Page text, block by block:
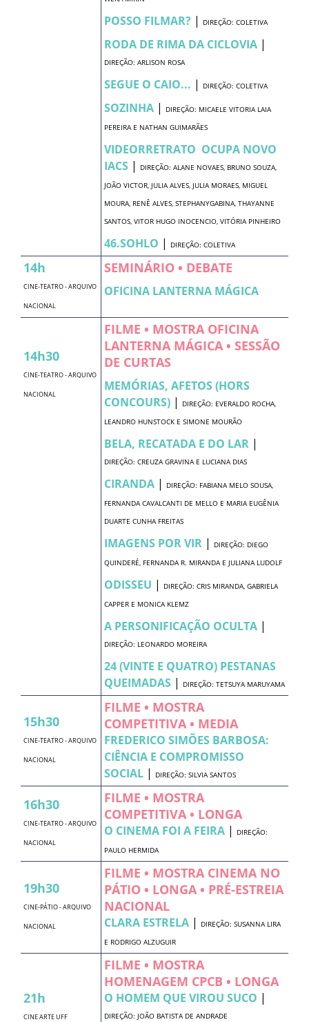
POSSO FILMAR? | DIREÇÃO: COLETIVA
RODA DE RIMA DA CICLOVIA |
DIREÇÃO: ARLISON ROSA
SEGUE O CAIO... | DIREÇÃO: COLETIVA
SOZINHA |
DIREÇÃO: MICAELE VITORIA LAIA
PEREIRA E NATHAN GUIMARÃES
VIDEORRETRATO  OCUPA NOVO
IACS |
DIREÇÃO: ALANE NOVAES, BRUNO SOUZA,
JOÃO VICTOR, JULIA ALVES, JULIA MORAES, MIGUEL
MOURA, RENÊ ALVES, STEPHANYGABINA, THAYANNE
SANTOS, VITOR HUGO INOCENCIO, VITÓRIA PINHEIRO
46.SOHLO | DIREÇÃO: COLETIVA
14h
CINE-TEATRO - ARQUIVO
NACIONAL
SEMINÁRIO • DEBATE
OFICINA LANTERNA MÁGICA
14h30
CINE-TEATRO - ARQUIVO
NACIONAL
FILME • MOSTRA OFICINA
LANTERNA MÁGICA • SESSÃO
DE CURTAS
MEMÓRIAS, AFETOS (HORS
CONCOURS) |
DIREÇÃO: EVERALDO ROCHA,
LEANDRO HUNSTOCK E SIMONE MOURÃO
BELA, RECATADA E DO LAR |
DIREÇÃO: CREUZA GRAVINA E LUCIANA DIAS
CIRANDA |
DIREÇÃO: FABIANA MELO SOUSA,
FERNANDA CAVALCANTI DE MELLO E MARIA EUGÊNIA
DUARTE CUNHA FREITAS
IMAGENS POR VIR |
DIREÇÃO: DIEGO
QUINDERÉ, FERNANDA R. MIRANDA E JULIANA LUDOLF
ODISSEU |
DIREÇÃO: CRIS MIRANDA, GABRIELA
CAPPER E MONICA KLEMZ
A PERSONIFICAÇÃO OCULTA |
DIREÇÃO: LEONARDO MOREIRA
24 (VINTE E QUATRO) PESTANAS
QUEIMADAS | DIREÇÃO: TETSUYA MARUYAMA
15h30
CINE-TEATRO - ARQUIVO
NACIONAL
FILME • MOSTRA
COMPETITIVA • MEDIA
FREDERICO SIMÕES BARBOSA:
CIÊNCIA E COMPROMISSO
SOCIAL | DIREÇÃO: SILVIA SANTOS
16h30
CINE-TEATRO - ARQUIVO
NACIONAL
FILME • MOSTRA
COMPETITIVA • LONGA
O CINEMA FOI A FEIRA |
DIREÇÃO:
PAULO HERMIDA
19h30
CINE-PÁTIO - ARQUIVO
NACIONAL
FILME • MOSTRA CINEMA NO
PÁTIO • LONGA • PRÉ-ESTREIA
NACIONAL
CLARA ESTRELA |
DIREÇÃO: SUSANNA LIRA
E RODRIGO ALZUGUIR
21h
CINE ARTE UFF
FILME • MOSTRA
HOMENAGEM CPCB • LONGA
O HOMEM QUE VIROU SUCO |
DIREÇÃO: JOÃO BATISTA DE ANDRADE